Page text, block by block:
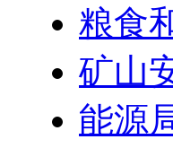
粮食
矿山
能源